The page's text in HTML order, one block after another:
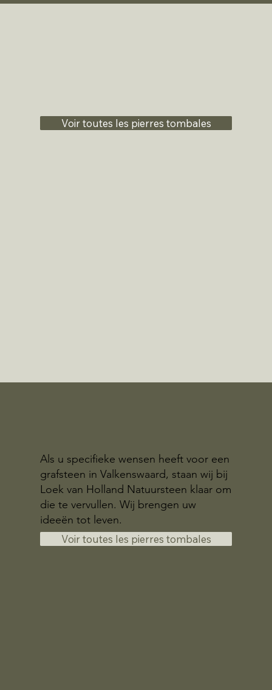
Voir toutes les pierres tombales
Als u specifieke wensen heeft voor een
grafsteen in Valkenswaard, staan wij bij
Loek van Holland Natuursteen klaar om
die te vervullen. Wij brengen uw
ideeën tot leven.
Voir toutes les pierres tombales